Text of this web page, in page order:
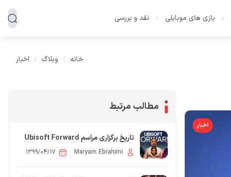
بازی های موبایلی نقد و بررسی
خانه وبلاگ اخبار
اخبار
مطالب مرتبط
تاریخ برگزاری مراسم Ubisoft Forward
Maryam Ebrahimi ۱۳۹۹/۰۴/۱۷